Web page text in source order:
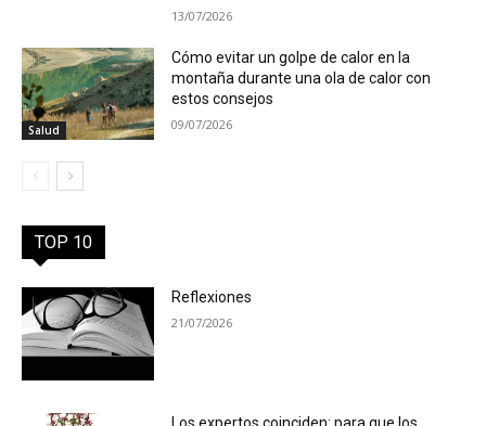
13/07/2026
Salud
Cómo evitar un golpe de calor en la
montaña durante una ola de calor con
estos consejos
09/07/2026
TOP 10
Reflexiones
21/07/2026